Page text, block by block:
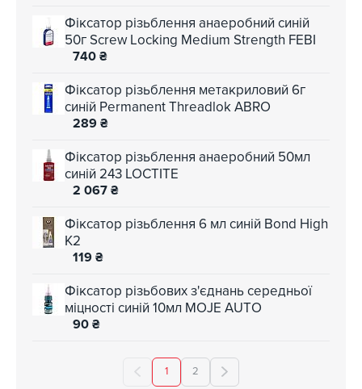
Фіксатор різьблення анаеробний синій
50г Screw Locking Medium Strength FEBI
740 ₴
Фіксатор різьблення метакриловий 6г
синій Permanent Threadlok ABRO
289 ₴
Фіксатор різьблення анаеробний 50мл
синій 243 LOCTITE
2 067 ₴
Фіксатор різьблення 6 мл синій Bond High
K2
119 ₴
Фіксатор різьбових з'єднань середньої
міцності синій 10мл MOJE AUTO
90 ₴
1 2